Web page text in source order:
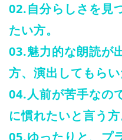
02.自分らしさを見
たい方。
03.魅力的な朗読が
方、演出してもらい
04.人前が苦手なの
に慣れたいと言う方
05.ゆったりと、プ